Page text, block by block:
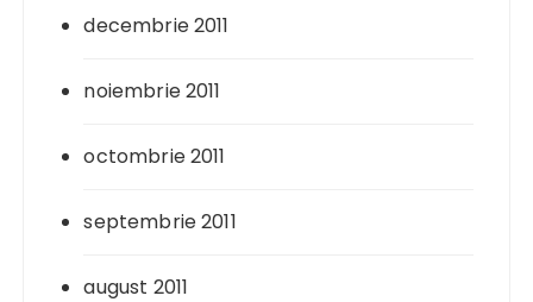
decembrie 2011
noiembrie 2011
octombrie 2011
septembrie 2011
august 2011